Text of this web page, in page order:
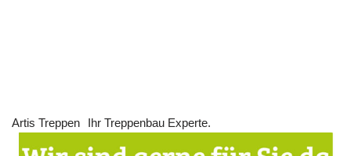
Artis Treppen Ihr Treppenbau Experte.